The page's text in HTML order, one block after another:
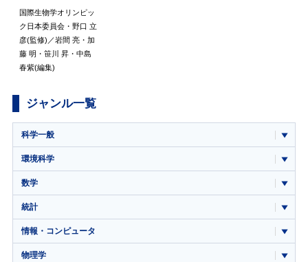
国際生物学オリンピッ
ク日本委員会・ 野口 立
彦(監修)／岩間 亮・ 加
藤 明 ・ 笹川 昇・ 中島
春紫(編集)
ジャンル一覧
科学一般
環境科学
数学
統計
情報・コンピュータ
物理学